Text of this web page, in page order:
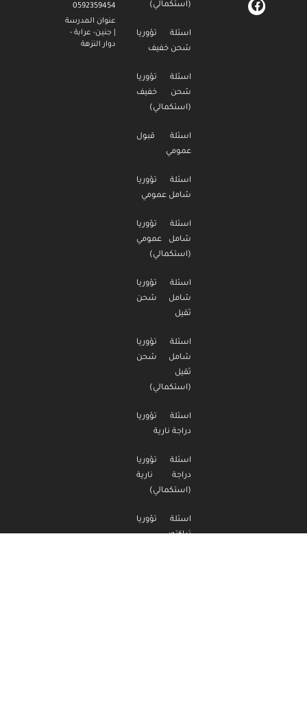
0592359454
عنوان المدرسة
| جنين- عرابة -
دوار النزهة
(استكمالي)
اسئلة تؤوريا
شحن خفيف
اسئلة تؤوريا
شحن خفيف
(استكمالي)
اسئلة قبول
عمومي
اسئلة تؤوريا
شامل عمومي
اسئلة تؤوريا
شامل عمومي
(استكمالي)
اسئلة تؤوريا
شامل شحن
ثقيل
اسئلة تؤوريا
شامل شحن
ثقيل
(استكمالي)
اسئلة تؤوريا
دراجة نارية
اسئلة تؤوريا
دراجة نارية
(استكمالي)
اسئلة تؤوريا
تراكتور